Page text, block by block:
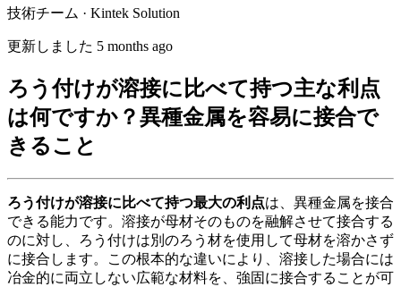
技術チーム · Kintek Solution
更新しました 5 months ago
ろう付けが溶接に比べて持つ主な利点
は何ですか？異種金属を容易に接合で
きること
ろう付けが溶接に比べて持つ最大の利点は、異種金属を接合
できる能力です。溶接が母材そのものを融解させて接合する
のに対し、ろう付けは別のろう材を使用して母材を溶かさず
に接合します。この根本的な違いにより、溶接した場合には
冶金的に両立しない広範な材料を、強固に接合することが可